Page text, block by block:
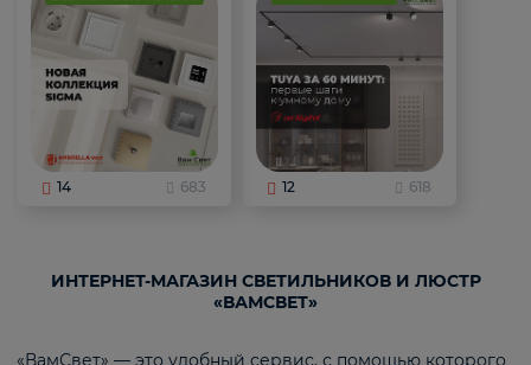
14 683 12 618
ИНТЕРНЕТ-МАГАЗИН СВЕТИЛЬНИКОВ И ЛЮСТР
«ВАМСВЕТ»
«ВамСвет» — это удобный сервис, с помощью которого